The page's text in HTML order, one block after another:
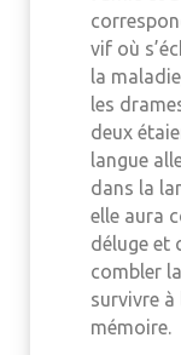
vif où
la
les
deux
langue
dans la
elle aura
déluge et
combler
survivre à
mémoire.